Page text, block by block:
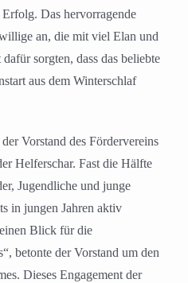
Das hervorragende
an, die mit viel Elan und
sorgten, dass das beliebte
aus dem Winterschlaf
Vorstand des Fördervereins
Helferschar. Fast die Hälfte
Jugendliche und junge
in jungen Jahren aktiv
Blick für die
betonte der Vorstand um den
Dieses Engagement der